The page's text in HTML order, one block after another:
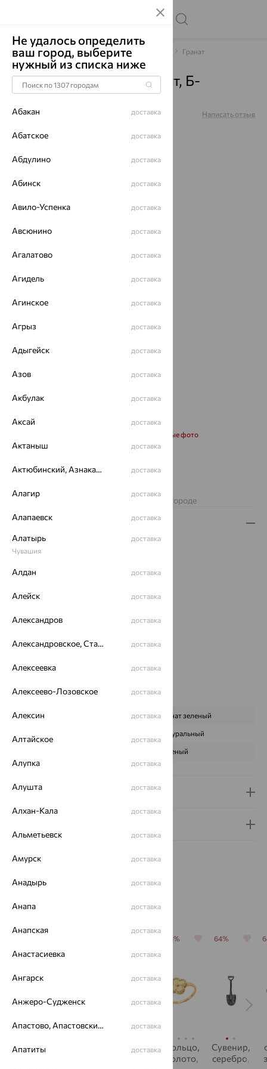
Главная Каталог Браслеты декоративные Гранат
Браслет, серебро, гранат, Б-
Гр9000-с-18
Артикул: Написать отзыв
Запросить дополнительные фото
от 22 317 61 992
Изделие недоступно для заказа в вашем городе
Описание
Вид изделия:
Металл:
Страна происхождения:
РОССИЯ
Коллекции:
Цвет вставки:
Новинка:Да
Характеристика вставки:
ВИД КАМНЯ Гранат зеленый
Натуральный
Зеленый
Доставка и оплата
С этим часто покупают
серьги,
Кольцо,
64%
Кольцо,
золото,
64%
Сувенир,
серебро,
Не удалось определить
ваш город, выберите
нужный из списка ниже
Абакан доставка
Абатское доставка
Абдулино доставка
Абинск доставка
Авило-Успенка доставка
Авсюнино доставка
Агалатово доставка
Агидель доставка
Агинское доставка
Агрыз доставка
Адыгейск доставка
Азов доставка
Акбулак доставка
Аксай доставка
Актаныш доставка
Актюбинский, Азнакаевский район доставка
Алагир доставка
Алапаевск доставка
Алатырь
Чувашия
доставка
Алдан доставка
Алейск доставка
Александров доставка
Александровское, Ставропольский край доставка
Алексеевка доставка
Алексеево-Лозовское доставка
Алексин доставка
Алтайское доставка
Алупка доставка
Алушта доставка
Алхан-Кала доставка
Альметьевск доставка
Амурск доставка
Анадырь доставка
Анапа доставка
Анапская доставка
Анастасиевка доставка
Ангарск доставка
Анжеро-Судженск доставка
Апастово, Апастовский район доставка
Апатиты доставка